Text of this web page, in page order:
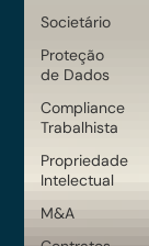
Societário
Proteção
de Dados
Compliance
Trabalhista
Propriedade
Intelectual
M&A